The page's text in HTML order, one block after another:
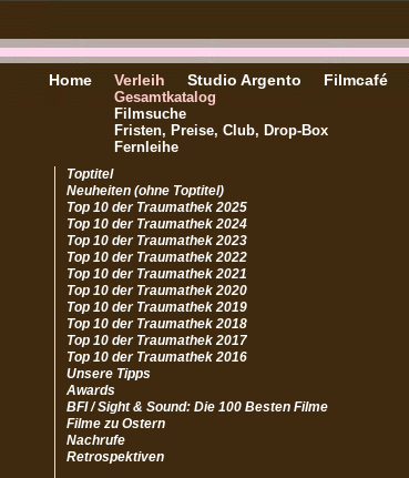
Home Verleih
Gesamtkatalog
Filmsuche
Fristen, Preise, Club, Drop-Box
Fernleihe
Studio Argento Filmcafé
Toptitel
Neuheiten (ohne Toptitel)
Top 10 der Traumathek 2025
Top 10 der Traumathek 2024
Top 10 der Traumathek 2023
Top 10 der Traumathek 2022
Top 10 der Traumathek 2021
Top 10 der Traumathek 2020
Top 10 der Traumathek 2019
Top 10 der Traumathek 2018
Top 10 der Traumathek 2017
Top 10 der Traumathek 2016
Unsere Tipps
Awards
BFI / Sight & Sound: Die 100 Besten Filme
Filme zu Ostern
Nachrufe
Retrospektiven